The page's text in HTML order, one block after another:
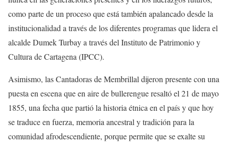
como parte de un proceso que está también apalancado desde la
institucionalidad a través de los diferentes programas que lidera el
alcalde Dumek Turbay a través del Instituto de Patrimonio y
Cultura de Cartagena (IPCC).
Asimismo, las Cantadoras de Membrillal dijeron presente con una
puesta en escena que en aire de bullerengue resaltó el 21 de mayo
1855, una fecha que partió la historia étnica en el país y que hoy
se traduce en fuerza, memoria ancestral y tradición para la
comunidad afrodescendiente, porque permite que se exalte su